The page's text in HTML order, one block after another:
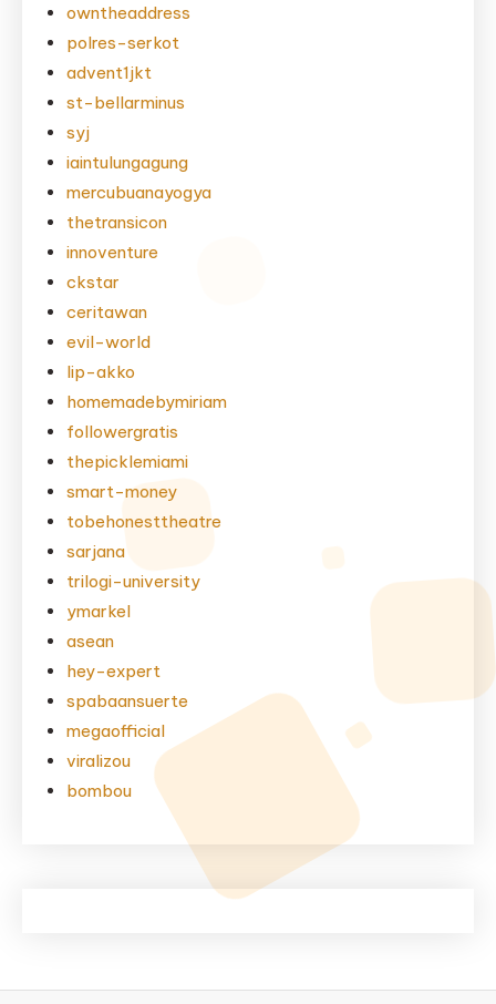
owntheaddress
polres-serkot
advent1jkt
st-bellarminus
syj
iaintulungagung
mercubuanayogya
thetransicon
innoventure
ckstar
ceritawan
evil-world
lip-akko
homemadebymiriam
followergratis
thepicklemiami
smart-money
tobehonesttheatre
sarjana
trilogi-university
ymarkel
asean
hey-expert
spabaansuerte
megaofficial
viralizou
bombou